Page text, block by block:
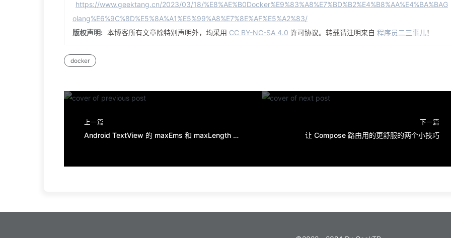
https://www.geektang.cn/2023/03/18/%E8%AE%B0Docker%E9%83%A8%E7%BD%B2%E4%B8%AA%E4%BA%BAG
olang%E6%9C%8D%E5%8A%A1%E5%99%A8%E7%8E%AF%E5%A2%83/
版权声明: 本博客所有文章除特别声明外，均采用 CC BY-NC-SA 4.0 许可协议。转载请注明来自 程序员二三事儿！
docker
上一篇 下一篇
让 Compose 路由用的更舒服的两个小技巧